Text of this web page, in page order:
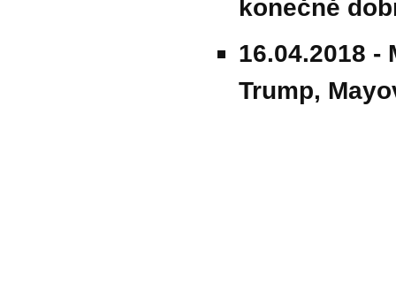
konečně
16.04.2018 -
Trump,